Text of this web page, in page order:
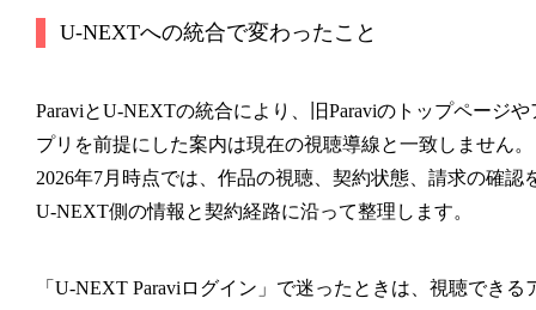
U-NEXTへの統合で変わったこと
ParaviとU-NEXTの統合により、旧Paraviのトップページや
プリを前提にした案内は現在の視聴導線と一致しません。
2026年7月時点では、作品の視聴、契約状態、請求の確認
U-NEXT側の情報と契約経路に沿って整理します。
「U-NEXT Paraviログイン」で迷ったときは、視聴できる